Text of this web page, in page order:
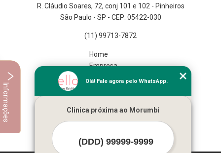
R. Cláudio Soares, 72, conj 101 e 102 - Pinheiros
São Paulo - SP - CEP: 05422-030
(11) 99713-7872
Home
Empresa
Mapa do site
Mais Serviços
Olá! Fale agora pelo WhatsApp.
Clinica próxima ao Morumbi
Informações